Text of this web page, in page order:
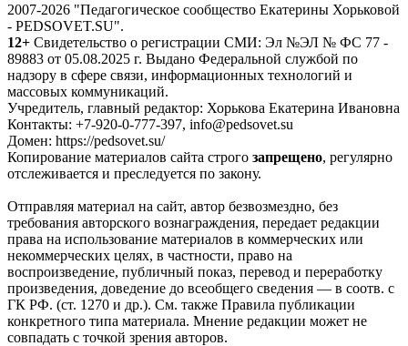
2007-2026 "Педагогическое сообщество Екатерины Хорьковой
- PEDSOVET.SU".
12+ Свидетельство о регистрации СМИ: Эл №ЭЛ № ФС 77 -
89883 от 05.08.2025 г. Выдано Федеральной службой по
надзору в сфере связи, информационных технологий и
массовых коммуникаций.
Учредитель, главный редактор: Хорькова Екатерина Ивановна
Контакты: +7-920-0-777-397, info@pedsovet.su
Домен: https://pedsovet.su/
Копирование материалов сайта строго запрещено, регулярно
отслеживается и преследуется по закону.
Отправляя материал на сайт, автор безвозмездно, без
требования авторского вознаграждения, передает редакции
права на использование материалов в коммерческих или
некоммерческих целях, в частности, право на
воспроизведение, публичный показ, перевод и переработку
произведения, доведение до всеобщего сведения — в соотв. с
ГК РФ. (ст. 1270 и др.). См. также Правила публикации
конкретного типа материала. Мнение редакции может не
совпадать с точкой зрения авторов.